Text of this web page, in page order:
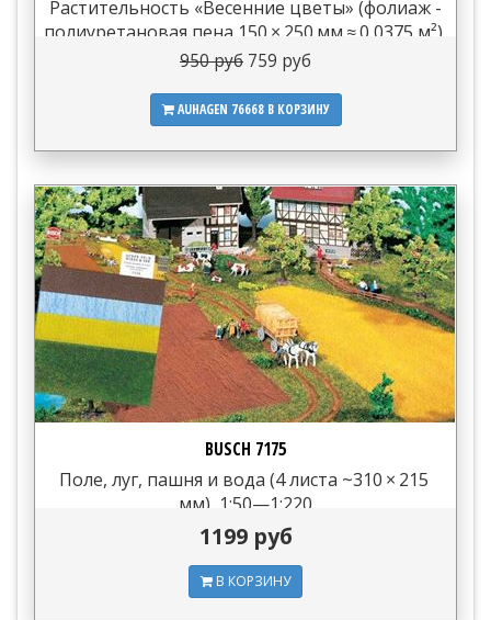
Растительность «Весенние цветы» (фолиаж -
полиуретановая пена 150 × 250 мм ≈ 0,0375 м²),
1...
950 руб 759 руб
AUHAGEN 76668 В КОРЗИНУ
BUSCH 7175
Поле, луг, пашня и вода (4 листа ~310 × 215
мм), 1:50—1:220
1199 руб
В КОРЗИНУ